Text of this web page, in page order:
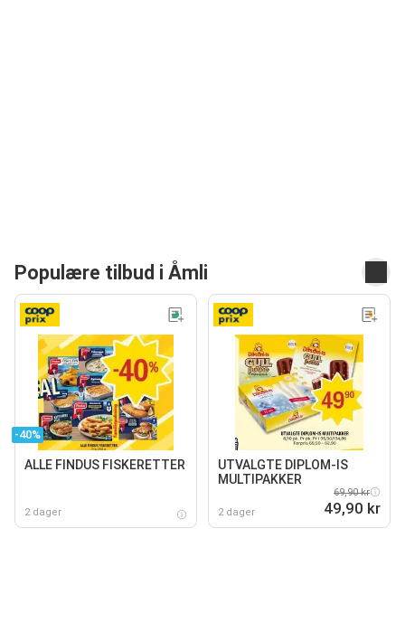
Populære tilbud i Åmli
-40%
ALLE FINDUS FISKERETTER
2 dager
UTVALGTE DIPLOM-IS
MULTIPAKKER
2 dager
69,90 kr
49,90 kr